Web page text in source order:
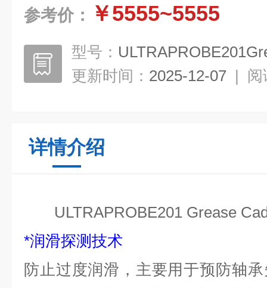
参考价： ￥5555~5555
型号：
更新时间： 2025-12-07 | 阅
详情介绍
ULTRAPROBE201 Grease
*润滑探测技术
防止过度润滑，主要用于预防轴